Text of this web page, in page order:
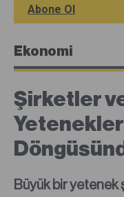
Abone Ol
Ekonomi
Şirketler
Yetenekler
Büyük bir yetenek